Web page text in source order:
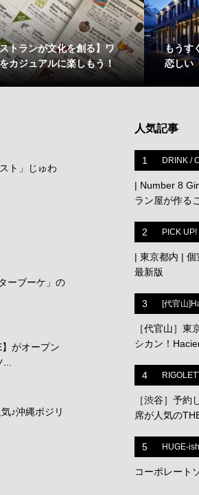
ストランが文化を創る】ワ
カジュアルに楽しもう！
もうす
恋しい
ト」じゅわ
ーブーケ」の
】がオープン
♪沖縄ポジリ
人気記事
1 DRINK /
| Number 8
ラン屋が作る
2 PICK UP!
| 東京都内 | 個
最新版
3 [代官山
［代官山］東
シカン！
4
［渋谷］予約
席が人気の
5 HUGE-ish
コーポレート